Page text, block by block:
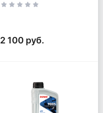
2 100 руб.